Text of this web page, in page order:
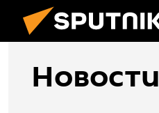
Новости